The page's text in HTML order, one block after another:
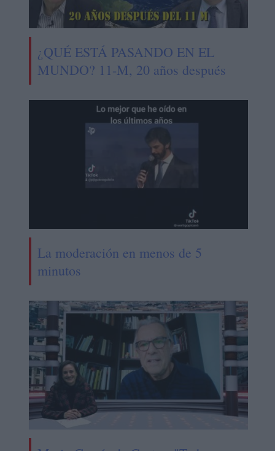
¿QUÉ ESTÁ PASANDO EN EL
MUNDO? 11-M, 20 años después
La moderación en menos de 5
minutos